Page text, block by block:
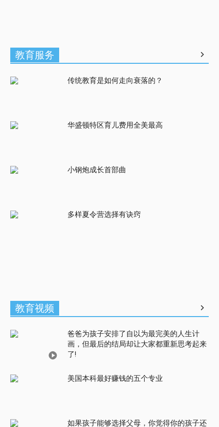
教育服务
传统教育是如何走向衰落的？
华盛顿特区育儿费用全美最高
小钢炮成长首部曲
多样夏令营选择有诀窍
教育视频
爸爸为孩子安排了自以为最完美的人生计
画，但最后的结局却让大家都重新思考起来
了!
美国本科最好赚钱的五个专业
如果孩子能够选择父母，你觉得你的孩子还